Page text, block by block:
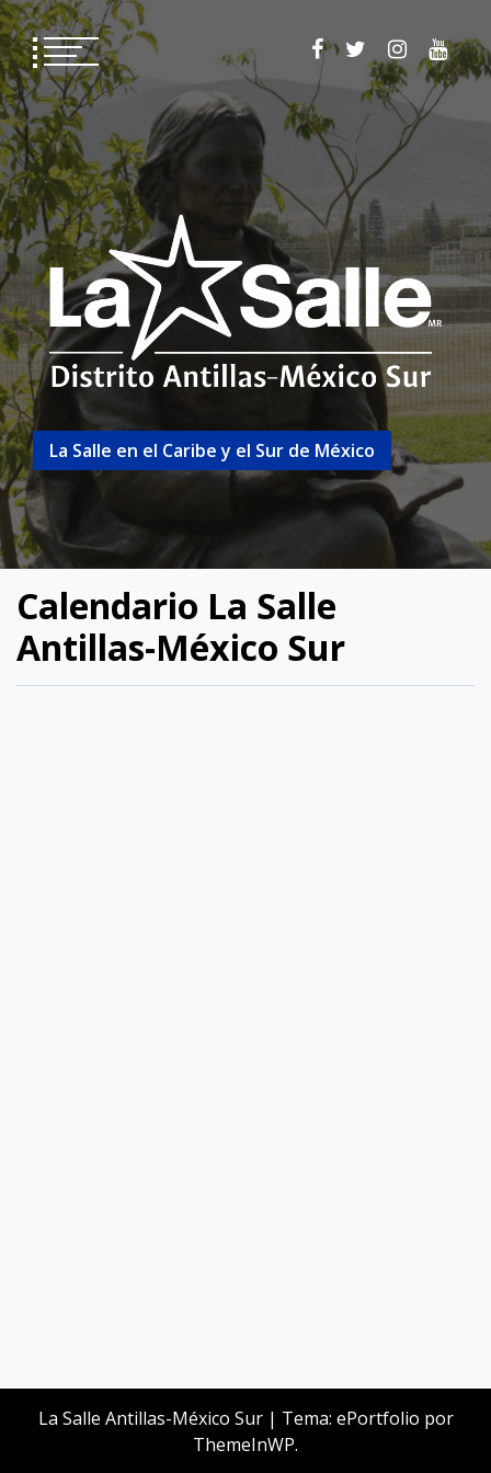
La Salle en el Caribe y el Sur de México
Calendario La Salle
Antillas-México Sur
La Salle Antillas-México Sur | Tema: ePortfolio por
ThemeInWP.